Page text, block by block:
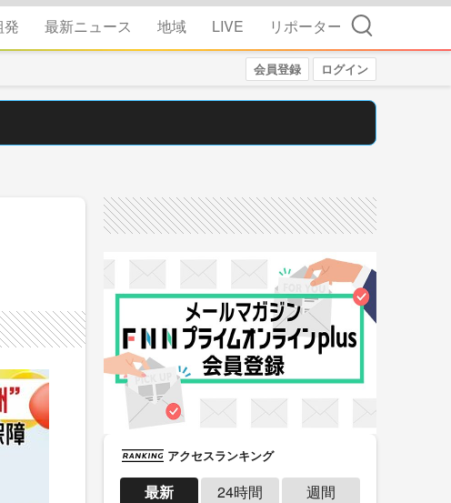
発 最新ニュース 地域 LIVE リポーター 検索
会員登録 ログイン
アクセスランキング
最新 24時間 週間